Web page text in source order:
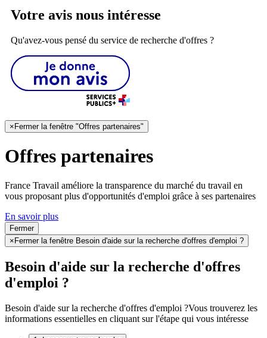
Votre avis nous intéresse
Qu'avez-vous pensé du service de recherche d'offres ?
× Fermer la fenêtre "Offres partenaires"
Offres partenaires
France Travail améliore la transparence du marché du travail en
vous proposant plus d'opportunités d'emploi grâce à ses partenaires
En savoir plus
Fermer
× Fermer la fenêtre Besoin d'aide sur la recherche d'offres d'emploi ?
Besoin d'aide sur la recherche d'offres
d'emploi ?
Besoin d'aide sur la recherche d'offres d'emploi ?Vous trouverez les
informations essentielles en cliquant sur l'étape qui vous intéresse